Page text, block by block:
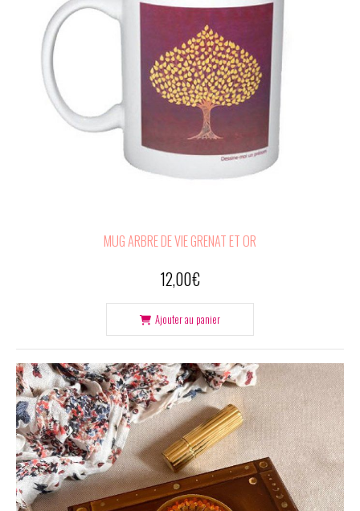
MUG ARBRE DE VIE GRENAT ET OR
12,00€
Ajouter au panier